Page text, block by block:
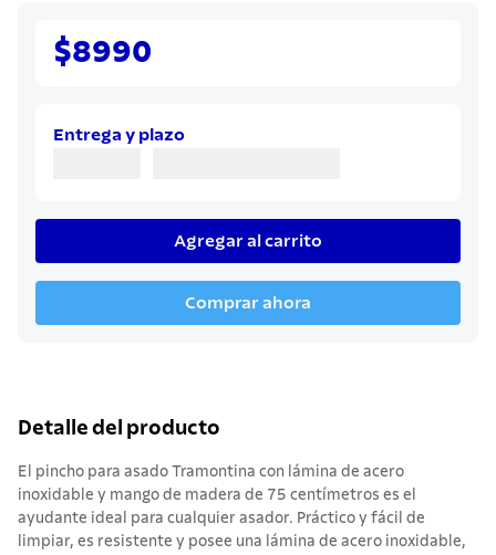
$8990
Entrega y plazo
Agregar al carrito
Comprar ahora
Detalle del producto
El pincho para asado Tramontina con lámina de acero
inoxidable y mango de madera de 75 centímetros es el
ayudante ideal para cualquier asador. Práctico y fácil de
limpiar, es resistente y posee una lámina de acero inoxidable,
442